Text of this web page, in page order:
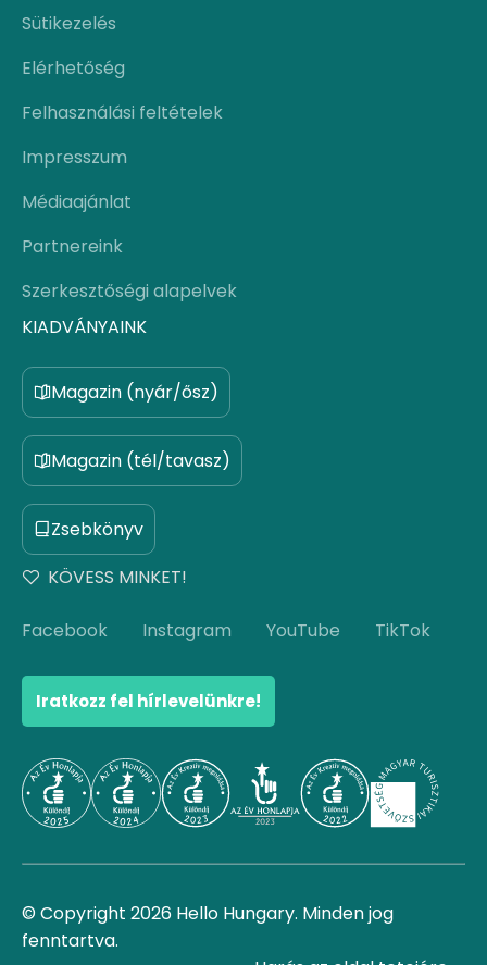
Sütikezelés
Elérhetőség
Felhasználási feltételek
Impresszum
Médiaajánlat
Partnereink
Szerkesztőségi alapelvek
KIADVÁNYAINK
Magazin (nyár/ősz)
Magazin (tél/tavasz)
Zsebkönyv
KÖVESS MINKET!
Facebook Instagram YouTube TikTok
Iratkozz fel hírlevelünkre!
© Copyright 2026 Hello Hungary. Minden jog
fenntartva.